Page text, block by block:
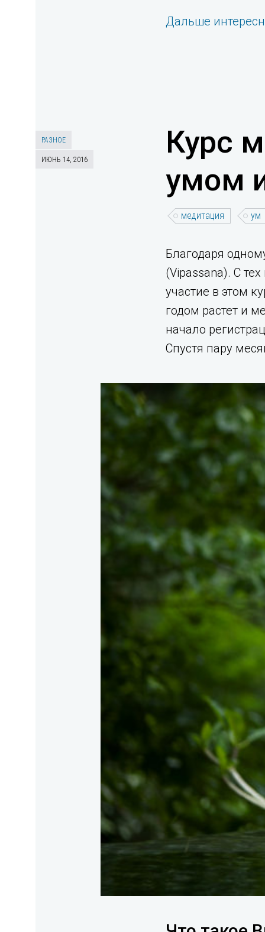
Дальше
РАЗНОЕ
ИЮНЬ 14, 2016
Курс
умом
медитация ум
Благодаря
(Vipassana). С
участие в этом
годом растет и
начало
Спустя пару